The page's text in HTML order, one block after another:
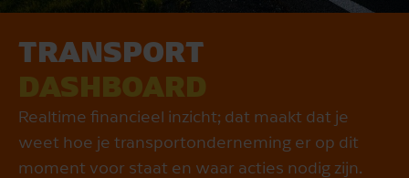
TRANSPORT
DASHBOARD
Realtime financieel inzicht; dat maakt dat je
weet hoe je transportonderneming er op dit
moment voor staat en waar acties nodig zijn.